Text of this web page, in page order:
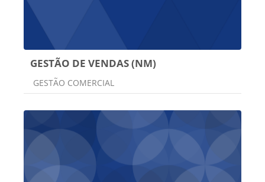
GESTÃO DE VENDAS (NM)
Categoria do curso
GESTÃO COMERCIAL